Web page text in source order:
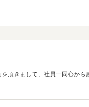
頂きまして、社員一同心から